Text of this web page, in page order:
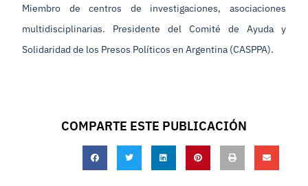
Miembro de centros de investigaciones, asociaciones
multidisciplinarias. Presidente del Comité de Ayuda y
Solidaridad de los Presos Políticos en Argentina (CASPPA).
COMPARTE ESTE PUBLICACIÓN